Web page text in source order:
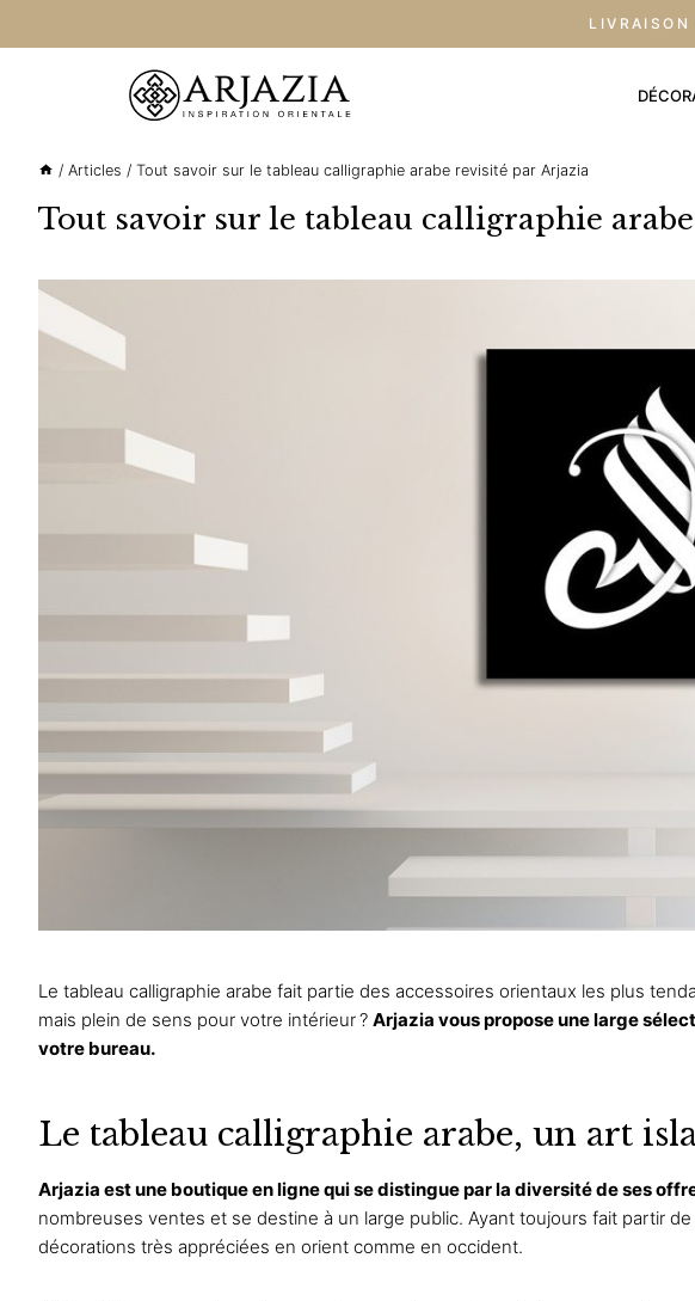
LIVRAISON
/ Articles / Tout savoir sur le tableau calligraphie arabe revisité par Arjazia
Tout savoir sur le tableau calligraphie
Le tableau calligraphie arabe fait partie des accessoires orientaux les plus
mais plein de sens pour votre intérieur ? Arjazia vous propose une large
votre bureau.
Le tableau calligraphie arabe, un art
Arjazia est une boutique en ligne qui se distingue par la diversité de ses
nombreuses ventes et se destine à un large public. Ayant toujours fait partir
décorations très appréciées en orient comme en occident.